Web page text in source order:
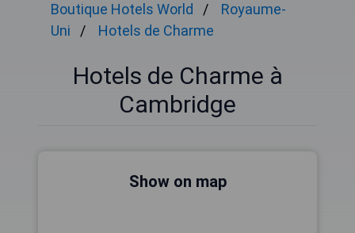
Boutique Hotels World
Royaume-
Uni
Hotels de Charme
Hotels de Charme à
Cambridge
Show on map